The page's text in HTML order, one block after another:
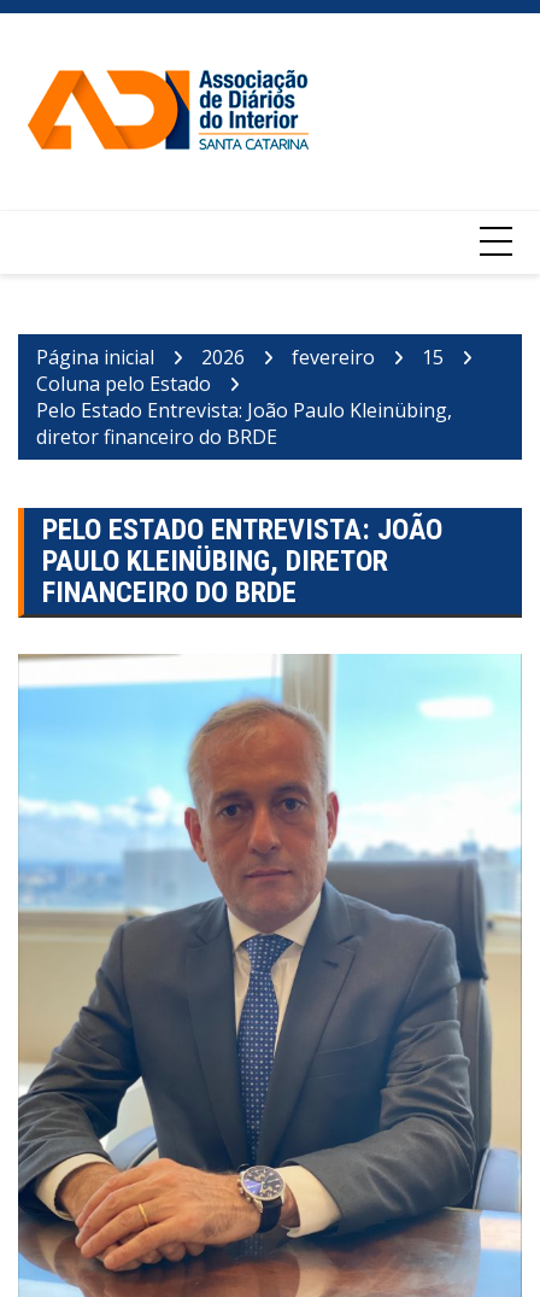
Ir
conteúdo
Página inicial 2026 fevereiro
15
Coluna pelo Estado
Pelo Estado Entrevista: João Paulo Kleinübing,
diretor financeiro do BRDE
PELO ESTADO ENTREVISTA: JOÃO
PAULO KLEINÜBING, DIRETOR
FINANCEIRO DO BRDE